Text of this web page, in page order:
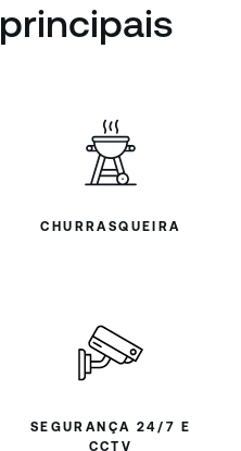
CHURRASQUEIRA
SEGURANÇA 24/7 E
CCTV